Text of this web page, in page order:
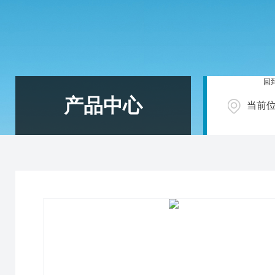
产品中心 当前
回